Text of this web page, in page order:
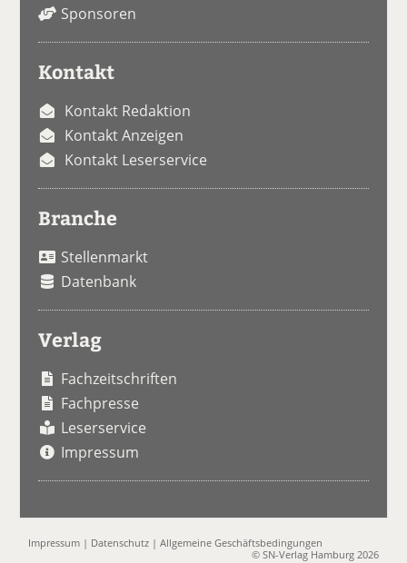
Sponsoren
Kontakt
Kontakt Redaktion
Kontakt Anzeigen
Kontakt Leserservice
Branche
Stellenmarkt
Datenbank
Verlag
Fachzeitschriften
Fachpresse
Leserservice
Impressum
Impressum | Datenschutz |Allgemeine Geschäftsbedingungen
© SN-Verlag Hamburg 2026